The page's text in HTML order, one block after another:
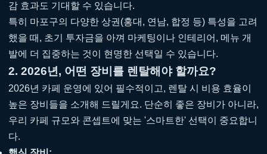
감 효과도 기대할 수 있습니다.
특히 마포구의 다양한 상권(홍대, 연남, 합정 등) 특성을 고려
했을 때, 초기 투자금을 아껴 마케팅이나 인테리어, 메뉴 개
발에 더 집중하는 것이 현명한 선택일 수 있습니다.
2. 2026년, 어떤 장비를 렌탈해야 할까요?
2026년 카페 운영에 있어 필수적이고, 렌탈 시 비용 효율이
높은 장비들을 소개해 드릴게요. 단순히 좋은 장비가 아니라,
우리 카페 규모와 콘셉트에 맞는 '스마트한' 선택이 중요합니
다.